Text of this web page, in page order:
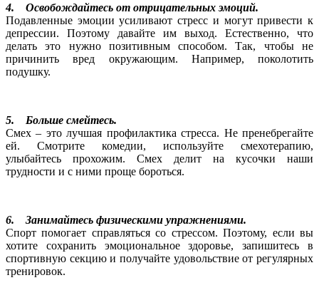
4. Освобождайтесь от отрицательных эмоций.
Подавленные эмоции усиливают стресс и могут привести к
депрессии. Поэтому давайте им выход. Естественно, что
делать это нужно позитивным способом. Так, чтобы не
причинить вред окружающим. Например, поколотить
подушку.
5. Больше смейтесь.
Смех – это лучшая профилактика стресса. Не пренебрегайте
ей. Смотрите комедии, используйте смехотерапию,
улыбайтесь прохожим. Смех делит на кусочки наши
трудности и с ними проще бороться.
6. Занимайтесь физическими упражнениями.
Спорт помогает справляться со стрессом. Поэтому, если вы
хотите сохранить эмоциональное здоровье, запишитесь в
спортивную секцию и получайте удовольствие от регулярных
тренировок.